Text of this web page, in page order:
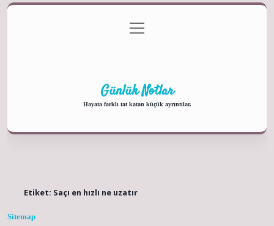
Gizlilik Politikası
menüyü
aç
Günlük Notlar
Hayata farklı tat katan küçük ayrıntılar.
Etiket: Saçı en hızlı ne uzatır
Sitemap